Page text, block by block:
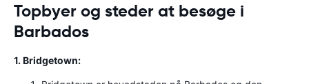
Topbyer og steder at besøge i
Barbados
1. Bridgetown: